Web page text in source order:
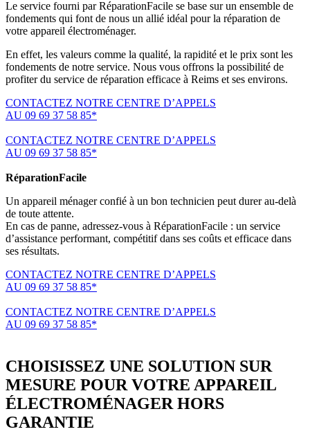
Le service fourni par RéparationFacile se base sur un ensemble de
fondements qui font de nous un allié idéal pour la réparation de
votre appareil électroménager.
En effet, les valeurs comme la qualité, la rapidité et le prix sont les
fondements de notre service. Nous vous offrons la possibilité de
profiter du service de réparation efficace à Reims et ses environs.
CONTACTEZ NOTRE CENTRE D’APPELS
AU 09 69 37 58 85*
CONTACTEZ NOTRE CENTRE D’APPELS
AU 09 69 37 58 85*
RéparationFacile
Un appareil ménager confié à un bon technicien peut durer au-delà
de toute attente.
En cas de panne, adressez-vous à RéparationFacile : un service
d’assistance performant, compétitif dans ses coûts et efficace dans
ses résultats.
CONTACTEZ NOTRE CENTRE D’APPELS
AU 09 69 37 58 85*
CONTACTEZ NOTRE CENTRE D’APPELS
AU 09 69 37 58 85*
CHOISISSEZ UNE SOLUTION SUR
MESURE POUR VOTRE APPAREIL
ÉLECTROMÉNAGER HORS
GARANTIE